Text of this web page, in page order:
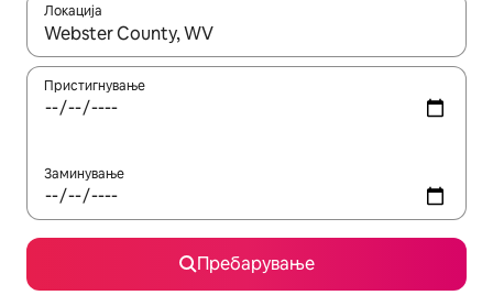
Локација
Кога резултатите се достапни, движете се со копчињата
Пристигнување
Заминување
Пребарување